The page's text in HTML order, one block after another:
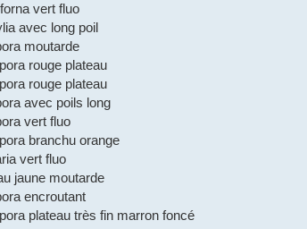
vert fluo
avec long poil
moutarde
rouge plateau
rouge plateau
avec poils long
vert fluo
branchu orange
vert fluo
jaune moutarde
encroutant
plateau très fin marron foncé